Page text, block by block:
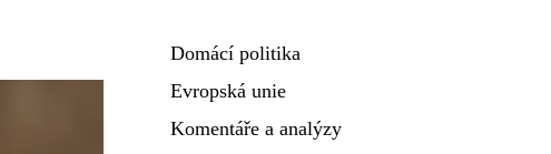
Domácí politika
Evropská unie
Komentáře a analýzy